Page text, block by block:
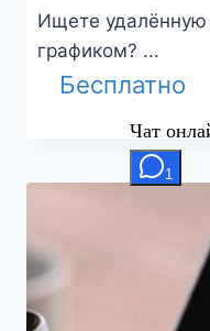
Ищете удалённую
графиком? ...
Бесплатно